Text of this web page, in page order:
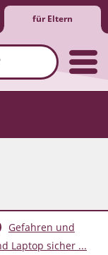
für Eltern
Gefahren und
Laptop sicher ...